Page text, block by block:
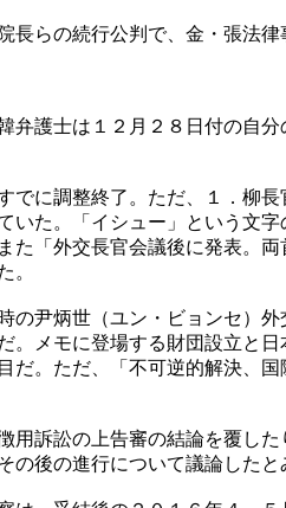
らの続行公判で、金・張法
護士は１２月２８日付の自
でに調整終了。ただ、１．
いた。「イシュー」という
「外交長官会議後に発表。
。
尹炳世（ユン・ビョンセ）
メモに登場する財団設立と
。ただ、「不可逆的解決、
訴訟の上告審の結論を覆し
後の進行について議論したと